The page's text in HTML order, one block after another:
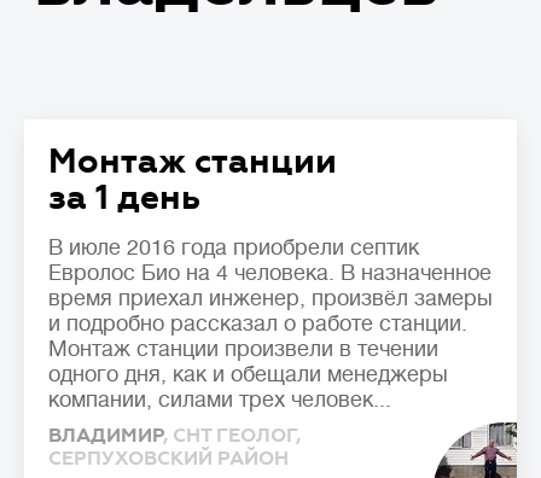
Монтаж станции
за 1 день
В июле 2016 года приобрели септик
Евролос Био на 4 человека. В назначенное
время приехал инженер, произвёл замеры
и подробно рассказал о работе станции.
Монтаж станции произвели в течении
одного дня, как и обещали менеджеры
компании, силами трех человек...
ВЛАДИМИР, СНТ ГЕОЛОГ,
СЕРПУХОВСКИЙ РАЙОН
При постоянномпроживании
требуется стабильность системы
поступлении стоков в течение дня.
🦠 Очистка сточных вод
Накопительные септики (выгребные ямы,
герметичные резервуары) — накопление
сточных вод без очистки, требует регулярной
откачки ассенизаторской машиной.
Механическаяочистка — сточных воды
осаждаются в нескольких камерах септика,
происходит разложение твердых отходов